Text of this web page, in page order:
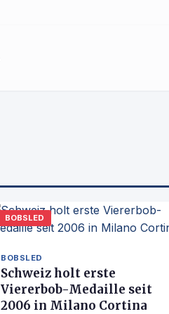
BOBSLED
BOBSLED
Schweiz holt erste
Viererbob-Medaille seit
2006 in Milano Cortina